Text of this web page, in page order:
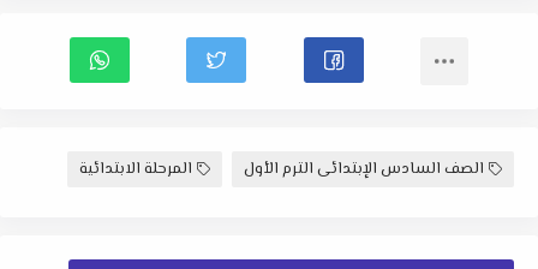
الصف السادس الإبتدائى الترم الأول المرحلة الابتدائية